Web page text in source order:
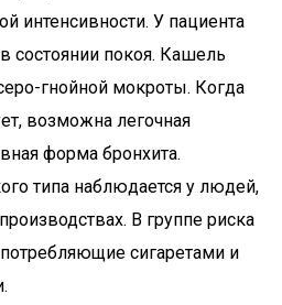
интенсивности. У пациента
состоянии покоя. Кашель
гнойной мокроты. Когда
возможна легочная
форма бронхита.
типа наблюдается у людей,
В группе риска
сигаретами и